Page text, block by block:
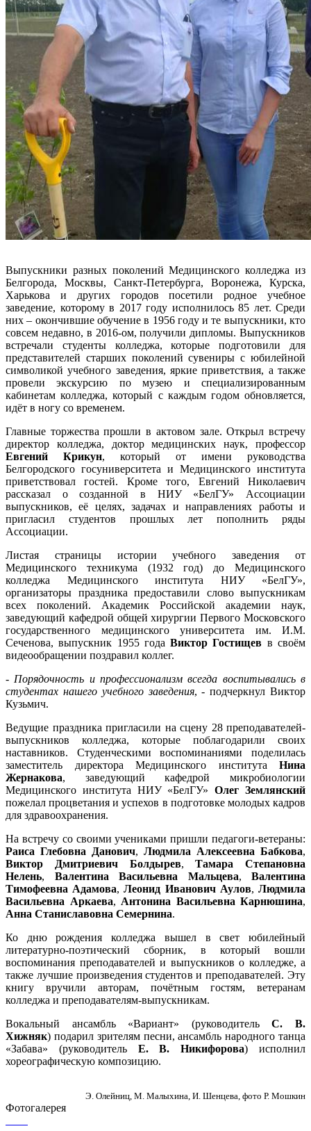
Выпускники разных поколений Медицинского колледжа из
Белгорода, Москвы, Санкт-Петербурга, Воронежа, Курска,
Харькова и других городов посетили родное учебное
заведение, которому в 2017 году исполнилось 85 лет. Среди
них – окончившие обучение в 1956 году и те выпускники, кто
совсем недавно, в 2016-ом, получили дипломы. Выпускников
встречали студенты колледжа, которые подготовили для
представителей старших поколений сувениры с юбилейной
символикой учебного заведения, яркие приветствия, а также
провели экскурсию по музею и специализированным
кабинетам колледжа, который с каждым годом обновляется,
идёт в ногу со временем.
Главные торжества прошли в актовом зале. Открыл встречу
директор колледжа, доктор медицинских наук, профессор
Евгений Крикун, который от имени руководства
Белгородского госуниверситета и Медицинского института
приветствовал гостей. Кроме того, Евгений Николаевич
рассказал о созданной в НИУ «БелГУ» Ассоциации
выпускников, её целях, задачах и направлениях работы и
пригласил студентов прошлых лет пополнить ряды
Ассоциации.
Листая страницы истории учебного заведения от
Медицинского техникума (1932 год) до Медицинского
колледжа Медицинского института НИУ «БелГУ»,
организаторы праздника предоставили слово выпускникам
всех поколений. Академик Российской академии наук,
заведующий кафедрой общей хирургии Первого Московского
государственного медицинского университета им. И.М.
Сеченова, выпускник 1955 годаВиктор Гостищев в своём
видеообращении поздравил коллег.
- Порядочность и профессионализм всегда воспитывались в
студентах нашего учебного заведения, - подчеркнул Виктор
Кузьмич.
Ведущие праздника пригласили на сцену 28 преподавателей-
выпускников колледжа, которые поблагодарили своих
наставников. Студенческими воспоминаниями поделилась
заместитель директора Медицинского института Нина
Жернакова, заведующий кафедрой микробиологии
Медицинского института НИУ «БелГУ»Олег Землянский
пожелал процветания и успехов в подготовке молодых кадров
для здравоохранения.
На встречу со своими учениками пришли педагоги-ветераны:
Раиса Глебовна Данович, Людмила Алексеевна Бабкова,
Виктор Дмитриевич Болдырев,Тамара Степановна
Нелень, Валентина Васильевна Мальцева, Валентина
Тимофеевна Адамова,Леонид Иванович Аулов,Людмила
Васильевна Аркаева, Антонина Васильевна Карнюшина,
Анна Станиславовна Семернина.
Ко дню рождения колледжа вышел в свет юбилейный
литературно-поэтический сборник, в который вошли
воспоминания преподавателей и выпускников о колледже, а
также лучшие произведения студентов и преподавателей. Эту
книгу вручили авторам, почётным гостям, ветеранам
колледжа и преподавателям-выпускникам.
Вокальный ансамбль «Вариант» (руководительС. В.
Хижняк) подарил зрителям песни, ансамбль народного танца
«Забава» (руководитель Е. В. Никифорова) исполнил
хореографическую композицию.
Э. Олейниц, М. Малыхина, И. Шенцева, фото Р. Мошкин
Фотогалерея